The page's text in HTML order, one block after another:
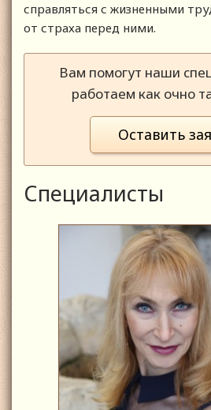
справляться с жизненными
от страха перед ними.
Вам помогут наши
работаем как очно
Оставить
Специалисты